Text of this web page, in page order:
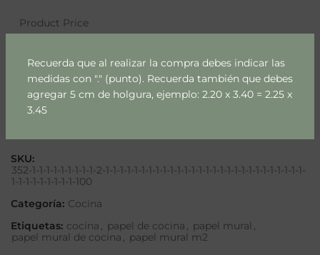
Recuerda que al realizar la compra debes indicar las
medidas con "." (punto). Recuerda también que debes
agregar 5 cm de holgura, ejemplo: 2.20 x 3.40 = 2.25 x
3.45
Product Price
AÑADIR AL CARRITO
SKU:
352-1-1-1-1-1-1-1-1-1-2-1-1-1-1-1-1-1-1-1-1-1-1-1-1-1-1-1-1-1-1-1-1-1-1-1-1-1-1-
1-1-1-1-1-1-1-1-1-100
Categoría: Cocina
Etiquetas: cocina , papel de cocina , papel mural ,
papel mural de cocina , papel mural m2